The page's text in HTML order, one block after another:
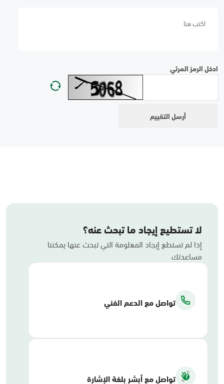
ادخل الرمز المرئي
لا تستطيع إيجاد ما تبحث عنه؟
إذا لم تستطع إيجاد المعلومة التي تبحث عنها يمكننا
مساعدتك
تواصل مع الدعم الفني
تواصل مع أبشر بلغة الإشارة